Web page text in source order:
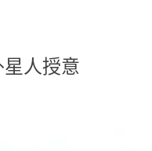
人授意